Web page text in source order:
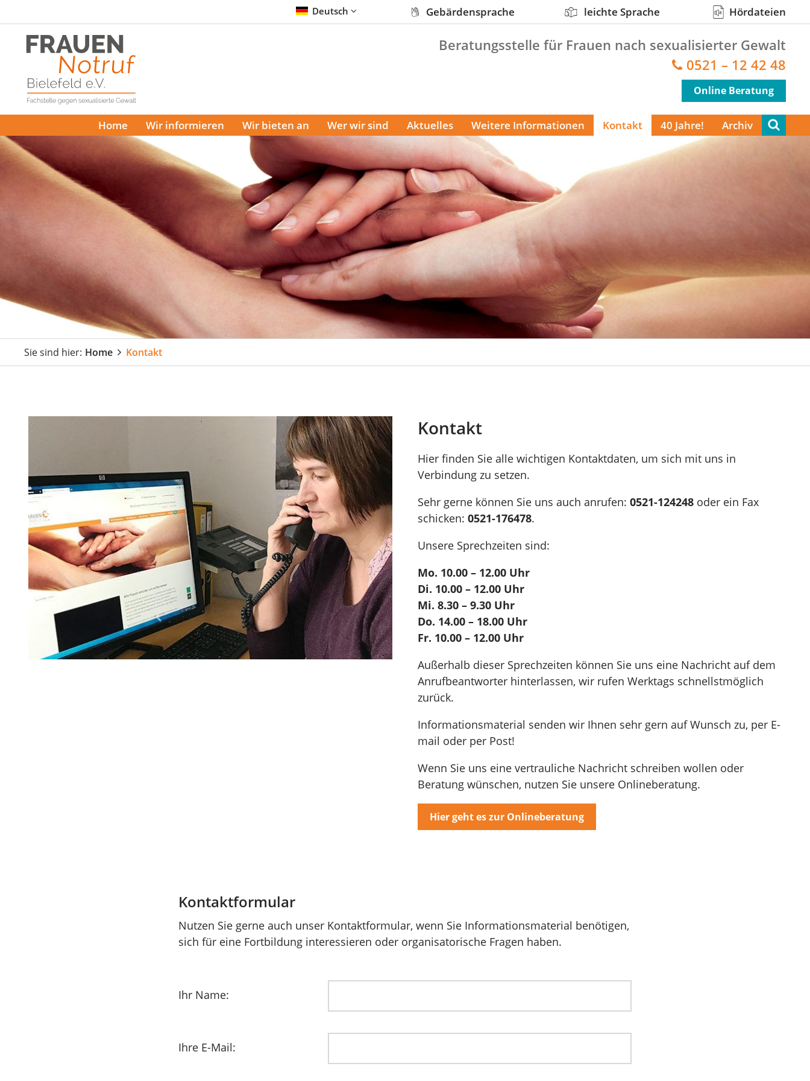
Deutsch Gebärdensprache leichte Sprache Hördateien
Beratungsstelle für Frauen nach sexualisierter Gewalt
0521 – 12 42 48
Online Beratung
Home Wir informieren Wir bieten an Wer wir sind Aktuelles Weitere Informationen Kontakt 40 Jahre! Archiv
Sie sind hier: Home Kontakt
Kontakt
Hier finden Sie alle wichtigen Kontaktdaten, um sich mit uns in
Verbindung zu setzen.
Sehr gerne können Sie uns auch anrufen:0521-124248 oder ein Fax
schicken:0521-176478.
Unsere Sprechzeiten sind:
Mo. 10.00 – 12.00 Uhr
Di. 10.00 – 12.00 Uhr
Mi. 8.30 – 9.30 Uhr
Do. 14.00 – 18.00 Uhr
Fr. 10.00 – 12.00 Uhr
Außerhalb dieser Sprechzeiten können Sie uns eine Nachricht auf dem
Anrufbeantworter hinterlassen, wir rufen Werktags schnellstmöglich
zurück.
Informationsmaterial senden wir Ihnen sehr gern auf Wunsch zu, per E-
mail oder per Post!
Wenn Sie uns eine vertrauliche Nachricht schreiben wollen oder
Beratung wünschen, nutzen Sie unsere Onlineberatung.
Hier geht es zur Onlineberatung
Kontaktformular
Nutzen Sie gerne auch unser Kontaktformular, wenn Sie Informationsmaterial benötigen,
sich für eine Fortbildung interessieren oder organisatorische Fragen haben.
Ihr Name:
Ihre E-Mail: